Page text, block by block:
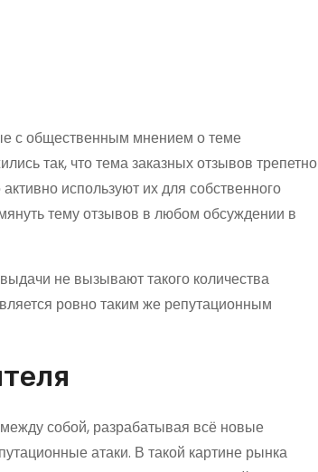
с общественным мнением о теме
так, что тема заказных отзывов трепетно
используют их для собственного
тему отзывов в любом обсуждении в
не вызывают такого количества
ровно таким же репутационным
собой, разрабатывая всё новые
атаки. В такой картине рынка